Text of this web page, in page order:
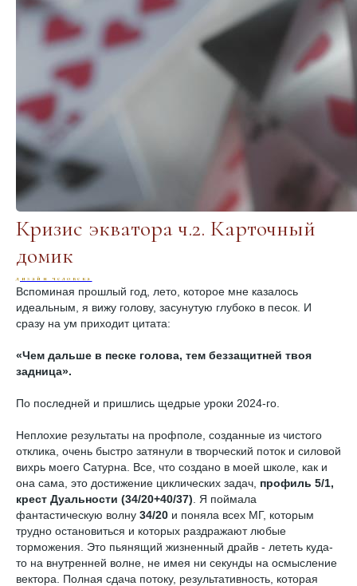
Кризис экватора ч.2. Карточный
домик
дизайн человека
Вспоминая прошлый год, лето, которое мне казалось
идеальным, я вижу голову, засунутую глубоко в песок. И
сразу на ум приходит цитата:
«Чем дальше в песке голова, тем беззащитней твоя
задница».
По последней и пришлись щедрые уроки 2024-го.
Неплохие результаты на профполе, созданные из чистого
отклика, очень быстро затянули в творческий поток и силовой
вихрь моего Сатурна. Все, что создано в моей школе, как и
она сама, это достижение циклических задач, профиль 5/1,
крест Дуальности (34/20+40/37) . Я поймала
фантастическую волну 34/20 и поняла всех МГ, которым
трудно остановиться и которых раздражают любые
торможения. Это пьянящий жизненный драйв - лететь куда-
то на внутренней волне, не имея ни секунды на осмысление
вектора. Полная сдача потоку, результативность, которая